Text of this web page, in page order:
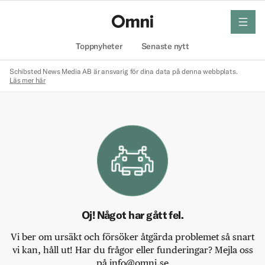
Toppnyheter Senaste nytt
meny
Schibsted News Media AB är ansvarig för dina data på denna webbplats.
Läs mer här
Oj! Något har gått fel.
Vi ber om ursäkt och försöker åtgärda problemet så snart
vi kan, håll ut! Har du frågor eller funderingar? Mejla oss